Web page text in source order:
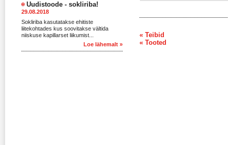
Uudistoode - sokliriba!
29.08.2018
Sokliriba kasutatakse ehitiste
liitekohtades kus soovitakse vältida
niiskuse kapillarset liikumist...
Loe lähemalt »
« Teibid
« Tooted